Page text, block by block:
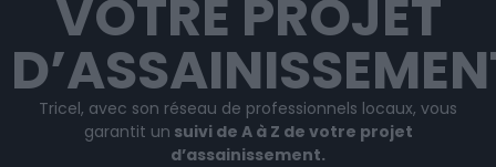
VOTRE PROJET
Tricel, avec son réseau de professionnels locaux, vous
garantit un suivi de A à Z de votre projet
d’assainissement.